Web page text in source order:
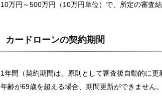
10万円～500万円（10万円単位）で、所定の審査
カードローンの契約期間
1年間（契約期間は、原則として審査後自動的に更
年齢が69歳を超える場合、期間更新ができません。